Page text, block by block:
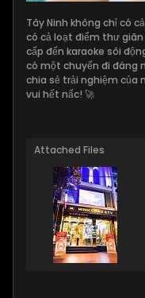
Tây Ninh không chỉ có
có cả loạt điểm thư
cấp đến karaoke sôi
có một chuyến đi đáng
chia sẻ trải nghiệm của
vui hết nấc! 🚀
Attached Files